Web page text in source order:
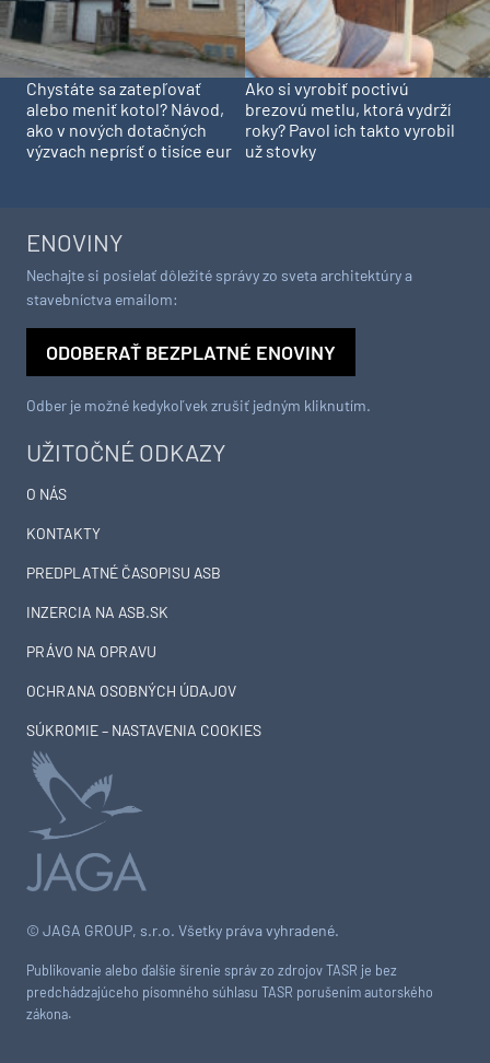
Chystáte sa zatepľovať
alebo meniť kotol? Návod,
ako v nových dotačných
výzvach neprísť o tisíce eur
Ako si vyrobiť poctivú
brezovú metlu, ktorá vydrží
roky? Pavol ich takto vyrobil
už stovky
© JAGA GROUP, s.r.o. Všetky práva vyhradené.
Publikovanie alebo ďalšie šírenie správ zo zdrojov TASR je bez
predchádzajúceho písomného súhlasu TASR porušením autorského
zákona.
UŽITOČNÉ ODKAZY
O NÁS
KONTAKTY
PREDPLATNÉ ČASOPISU ASB
INZERCIA NA ASB.SK
PRÁVO NA OPRAVU
OCHRANA OSOBNÝCH ÚDAJOV
SÚKROMIE – NASTAVENIA COOKIES
ENOVINY
Nechajte si posielať dôležité správy zo sveta architektúry a
stavebníctva emailom:
ODOBERAŤ BEZPLATNÉ ENOVINY
Odber je možné kedykoľvek zrušiť jedným kliknutím.